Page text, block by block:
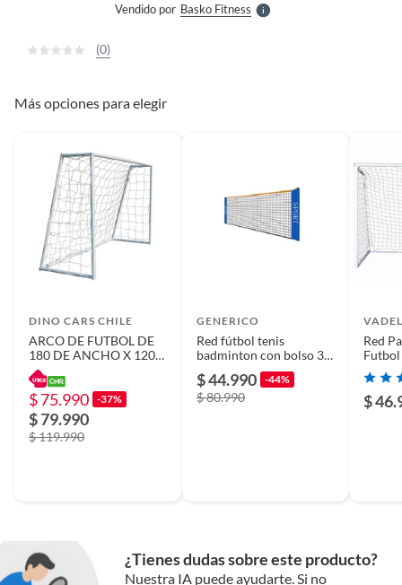
Vendido por Basko FitnessS
(0)
Más opciones para elegir
DINO CARS CHILE
ARCO DE FUTBOL DE
180 DE ANCHO X 120
ALTO CM
$ 75.990 -37%
$ 79.990
$ 119.990
GENERICO
Red fútbol tenis
badminton con bolso 31
m largo multicolor
$ 44.990 -44%
$ 80.990
Red
$
¿Tienes dudas sobre este producto?
Nuestra IA puede ayudarte. Si no